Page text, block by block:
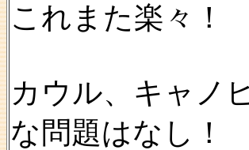
これまた楽々！
カウル、キャノ
な問題はなし！